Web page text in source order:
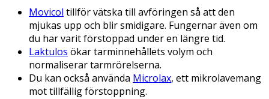
Movicol tillför vätska till avföringen så att den
mjukas upp och blir smidigare. Fungernar även om
du har varit förstoppad under en längre tid.
Laktulos ökar tarminnehållets volym och
normaliserar tarmrörelserna.
Du kan också använda Microlax, ett mikrolavemang
mot tillfällig förstoppning.